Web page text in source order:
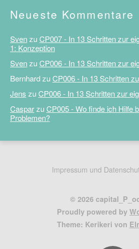
Neueste Kommentare
SvenzuCP007 - In 13 Schritten zur
1: Konzeption
SvenzuCP006 - In 13 Schritten zur
BernhardzuCP006 - In 13 Schritten
Jens zuCP006 - In 13 Schritten zur
CasparzuCP005 - Wo finde ich Hilfe
Problemen?
Impressum und
© 2026
Proudly powered by
Theme: Kerikeri von